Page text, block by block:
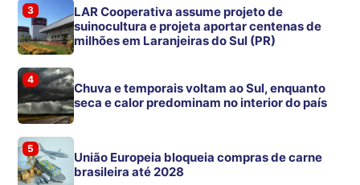
3
LAR Cooperativa assume projeto de
suinocultura e projeta aportar centenas de
milhões em Laranjeiras do Sul (PR)
4
Chuva e temporais voltam ao Sul, enquanto
seca e calor predominam no interior do país
5
União Europeia bloqueia compras de carne
brasileira até 2028